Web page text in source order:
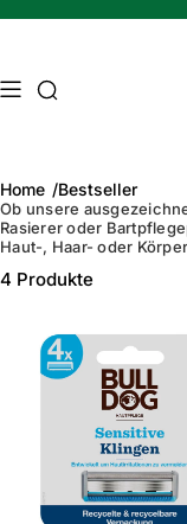
Access Search
Home Bestseller
Ob unsere
Rasierer oder
Haut-, Haar- oder
4 Produkte